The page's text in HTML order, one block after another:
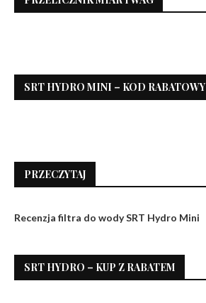
SRT HYDRO MINI – KOD RABATOWY
PRZECZYTAJ
Recenzja filtra do wody SRT Hydro Mini
SRT HYDRO – KUP Z RABATEM